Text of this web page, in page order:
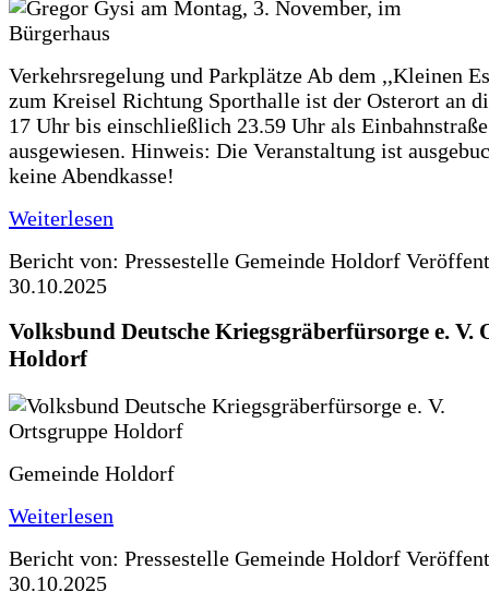
Verkehrsregelung und Parkplätze Ab dem ,,Kleinen
zum Kreisel Richtung Sporthalle ist der Osterort an
17 Uhr bis einschließlich 23.59 Uhr als Einbahnstraße
ausgewiesen. Hinweis: Die Veranstaltung ist
keine Abendkasse!
Weiterlesen
Bericht von: Pressestelle Gemeinde Holdorf
30.10.2025
Volksbund Deutsche Kriegsgräberfürsorge e. V.
Holdorf
Gemeinde Holdorf
Weiterlesen
Bericht von: Pressestelle Gemeinde Holdorf
30.10.2025